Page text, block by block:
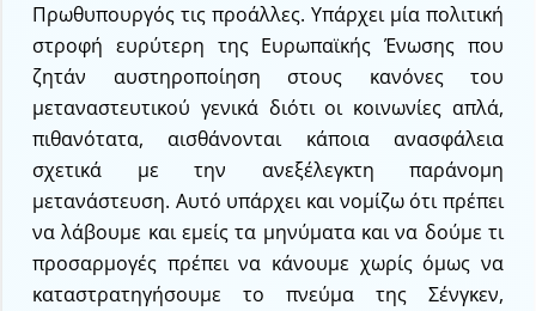
Πρωθυπουργός τις προάλλες. Υπάρχει μία πολιτική
στροφή ευρύτερη της Ευρωπαϊκής Ένωσης που
ζητάν αυστηροποίηση στους κανόνες του
μεταναστευτικού γενικά διότι οι κοινωνίες απλά,
πιθανότατα, αισθάνονται κάποια ανασφάλεια
σχετικά με την ανεξέλεγκτη παράνομη
μετανάστευση. Αυτό υπάρχει και νομίζω ότι πρέπει
να λάβουμε και εμείς τα μηνύματα και να δούμε τι
προσαρμογές πρέπει να κάνουμε χωρίς όμως να
καταστρατηγήσουμε το πνεύμα της Σένγκεν,